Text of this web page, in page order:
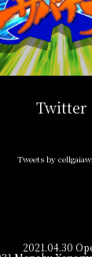
Twitter
Tweets by
2021.04.30